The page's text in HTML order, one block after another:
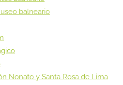
balneario
Nonato y Santa Rosa de Lima